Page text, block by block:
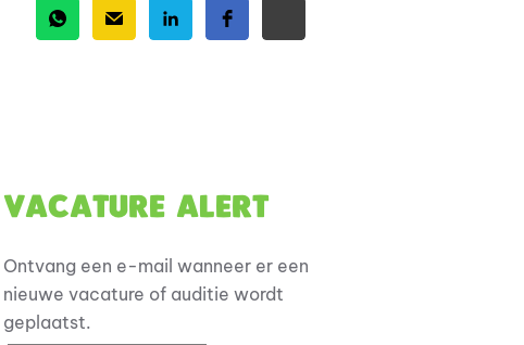
Vacature alert
Ontvang een e-mail wanneer er een
nieuwe vacature of auditie wordt
geplaatst.